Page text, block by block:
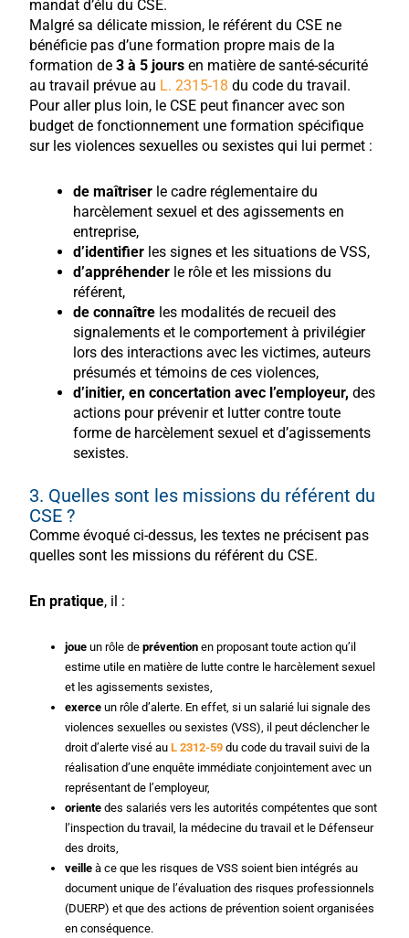
mandat d’élu du CSE.
Malgré sa délicate mission, le référent du CSE ne
bénéficie pas d’une formation propre mais de la
formation de3 à 5 jours en matière de santé-sécurité
au travail prévue au L. 2315-18 du code du travail.
Pour aller plus loin, le CSE peut financer avec son
budget de fonctionnement une formation spécifique
sur les violences sexuelles ou sexistes qui lui permet :
de maîtriser le cadre réglementaire du
harcèlement sexuel et des agissements en
entreprise,
d’identifier les signes et les situations de VSS,
d’appréhender le rôle et les missions du
référent,
de connaître les modalités de recueil des
signalements et le comportement à privilégier
lors des interactions avec les victimes, auteurs
présumés et témoins de ces violences,
d’initier, en concertation avec l’employeur, des
actions pour prévenir et lutter contre toute
forme de harcèlement sexuel et d’agissements
sexistes.
3. Quelles sont les missions du référent du
CSE ?
Comme évoqué ci-dessus, les textes ne précisent pas
quelles sont les missions du référent du CSE.
En pratique, il :
joueun rôle deprévention en proposant toute action qu’il
estime utile en matière de lutte contre le harcèlement sexuel
et les agissements sexistes,
exerce un rôle d’alerte. En effet, si un salarié lui signale des
violences sexuelles ou sexistes (VSS), il peut déclencher le
droit d’alerte visé auL 2312-59 du code du travail suivi de la
réalisation d’une enquête immédiate conjointement avec un
représentant de l’employeur,
oriente des salariés vers les autorités compétentes que sont
l’inspection du travail, la médecine du travail et le Défenseur
des droits,
veille à ce que les risques de VSS soient bien intégrés au
document unique de l’évaluation des risques professionnels
(DUERP) et que des actions de prévention soient organisées
en conséquence.